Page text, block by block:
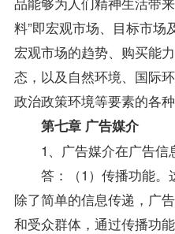
料”即宏观市场、目标市场
宏观市场的趋势、购买能
态，以及自然环境、国际
政治政策环境等要素的各种
第七章 广告媒介
1、广告媒介在广告信
答：（1）传播功能。
除了简单的信息传递，广
和受众群体，通过传播功能